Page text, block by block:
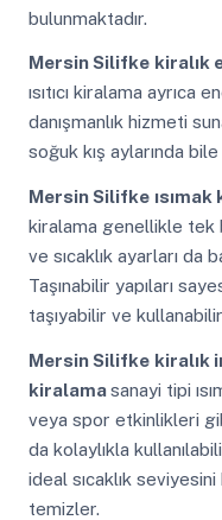
bulunmaktadır.
Mersin Silifke kiralık
ısıtıcı kiralama ayrıca
danışmanlık hizmeti
soğuk kış aylarında
Mersin Silifke
kiralama genellikle tek
ve sıcaklık ayarları da
Taşınabilir yapıları
taşıyabilir ve
Mersin Silifke kiralık
kiralamasanayi tipi
veya spor etkinlikleri
da kolaylıkla
ideal sıcaklık
temizler.